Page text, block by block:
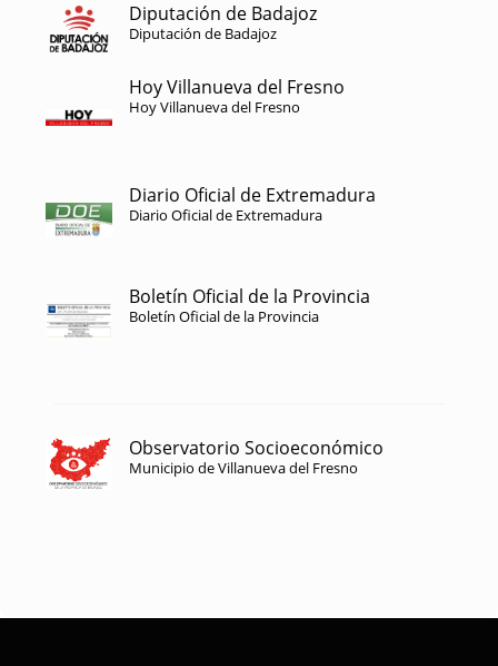
Diputación de Badajoz
Diputación de Badajoz
Hoy Villanueva del Fresno
Hoy Villanueva del Fresno
Diario Oficial de Extremadura
Diario Oficial de Extremadura
Boletín Oficial de la Provincia
Boletín Oficial de la Provincia
Observatorio Socioeconómico
Municipio de Villanueva del Fresno